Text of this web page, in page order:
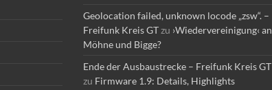
Geolocation failed, unknown locode „zsw“. –
Freifunk Kreis GTzu ›Wiedervereinigung‹ an
Möhne und Bigge?
Ende der Ausbaustrecke – Freifunk Kreis GT
zu Firmware 1.9: Details, Highlights